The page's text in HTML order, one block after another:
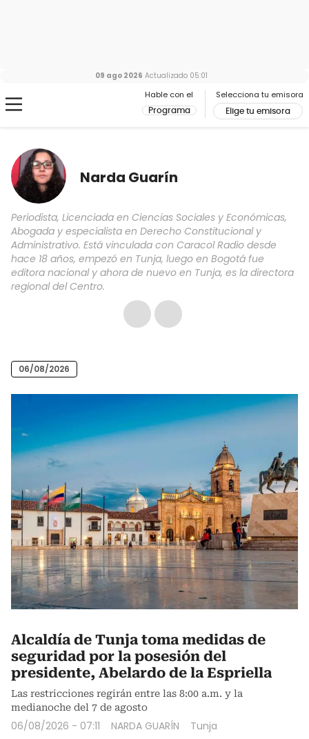
Hable con el
Programa
Selecciona tu emisora
Elige tu emisora
09 ago 2026 Actualizado 05:01
Narda Guarín
Periodista, Licenciada en Ciencias Sociales y Económicas,
Abogada y especialista en Derecho Constitucional y
Administrativo. Está vinculada con Caracol Radio desde
hace 18 años, empezó en Tunja, luego en Bogotá fue
editora nacional y ahora de nuevo en Tunja, es la directora
regional del Centro.
06/08/2026
Alcaldía de Tunja toma medidas de
seguridad por la posesión del
presidente, Abelardo de la Espriella
Las restricciones regirán entre las 8:00 a.m. y la
medianoche del 7 de agosto
06/08/2026 - 07:11 NARDA GUARÍN Tunja